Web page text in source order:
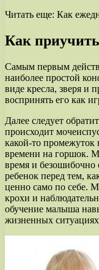
Читать еще: Как
Как
Самым первым
наиболее простой
виде кресла, зверя и
воспринять его как
Далее следует
происходит
какой-то промежуток
времени на горшок.
время и безошибочно
ребенок перед тем,
ценно само по себе.
крохи и
обучение малыша
жизненных